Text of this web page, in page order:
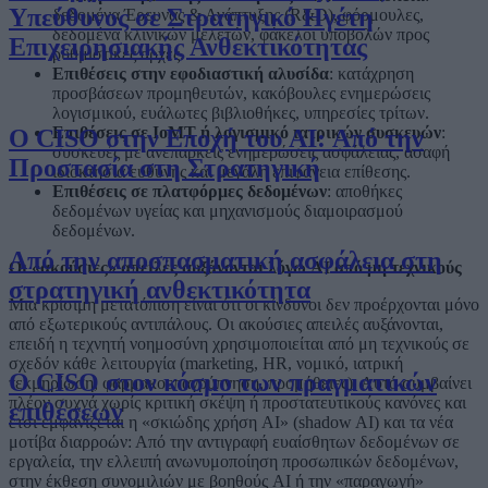
Υπεύθυνος σε Στρατηγικό Ηγέτη
Επιχειρησιακής Ανθεκτικότητας
Ο CISO στην Εποχή του AI: Από την
Προστασία στη Στρατηγική
Από την αποσπασματική ασφάλεια στη
στρατηγική ανθεκτικότητα
Ο CISO στον κόσμο των πραγματικών
επιθέσεων
δεδομένα Έρευνας & Ανάπτυξης (R&D), φόρμουλες,
δεδομένα κλινικών μελετών, φάκελοι υποβολών προς
ρυθμιστικές αρχές.
Επιθέσεις στην εφοδιαστική αλυσίδα: κατάχρηση
προσβάσεων προμηθευτών, κακόβουλες ενημερώσεις
λογισμικού, ευάλωτες βιβλιοθήκες, υπηρεσίες τρίτων.
Επιθέσεις σε IoMTή λογισμικό ιατρικών συσκευών:
συσκευές με ανεπαρκείς ενημερώσεις ασφάλειας, ασαφή
ιδιοκτησία ευθύνης και μεγάλη επιφάνεια επίθεσης.
Επιθέσεις σε πλατφόρμες δεδομένων: αποθήκες
δεδομένων υγείας και μηχανισμούς διαμοιρασμού
δεδομένων.
Οι «ακούσιες» απειλές αυξάνονται λόγω AI από μη τεχνικούς
Μια κρίσιμη μετατόπιση είναι ότι οι κίνδυνοι δεν προέρχονται μόνο
από εξωτερικούς αντιπάλους. Οι ακούσιες απειλές αυξάνονται,
επειδή η τεχνητή νοημοσύνη χρησιμοποιείται από μη τεχνικούς σε
σχεδόν κάθε λειτουργία (marketing, HR, νομικό, ιατρική
τεκμηρίωση, φαρμακοεπαγρύπνηση, προμήθειες). Αυτό συμβαίνει
πλέον συχνά χωρίς κριτική σκέψη ή προστατευτικούς κανόνες και
έτσι εμφανίζεται η «σκιώδης χρήση AI» (shadow AI) και τα νέα
μοτίβα διαρροών: Από την αντιγραφή ευαίσθητων δεδομένων σε
εργαλεία, την ελλειπή ανωνυμοποίηση προσωπικών δεδομένων,
στην έκθεση συνομιλιών με βοηθούς AI ή την «παραγωγή»